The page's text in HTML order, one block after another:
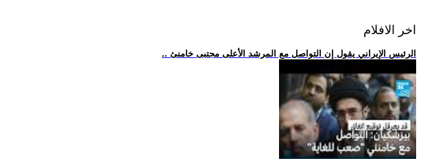
اخر الافلام
.. الرئيس الإيراني يقول إن التواصل مع المرشد الأعلى مجتبى خامنئ